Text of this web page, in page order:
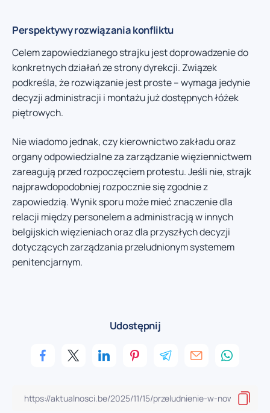
Perspektywy rozwiązania konfliktu
Celem zapowiedzianego strajku jest doprowadzenie do
konkretnych działań ze strony dyrekcji. Związek
podkreśla, że rozwiązanie jest proste – wymaga jedynie
decyzji administracji i montażu już dostępnych łóżek
piętrowych.
Nie wiadomo jednak, czy kierownictwo zakładu oraz
organy odpowiedzialne za zarządzanie więziennictwem
zareagują przed rozpoczęciem protestu. Jeśli nie, strajk
najprawdopodobniej rozpocznie się zgodnie z
zapowiedzią. Wynik sporu może mieć znaczenie dla
relacji między personelem a administracją w innych
belgijskich więzieniach oraz dla przyszłych decyzji
dotyczących zarządzania przeludnionym systemem
penitencjarnym.
Udostępnij